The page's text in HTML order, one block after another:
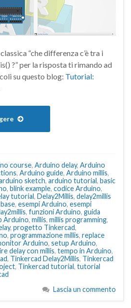
“che differenza c’è tra i
?” per la risposta ti rimando ad
su questo blog: Tutorial:
course, Arduino delay, Arduino
, Arduino guide, Arduino millis,
sketch, arduino tutorial, basic
, blink example, codice Arduino,
tutorial, Delay2Millis, delay2millis
, esempi Arduino, esempi
, funzioni Arduino, guida
Arduino, millis, millis programming,
, progetto Tinkercad,
, programmazione millis, replace
Arduino, setup Arduino,
delay con millis, tempo in Arduino,
, Tinkercad Delay2Millis, Tinkercad
, Tinkercad tutorial, tutorial
Lascia un commento